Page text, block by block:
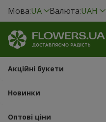
Мова:UA Валюта:UAH
Акційні букети
Новинки
Оптові ціни